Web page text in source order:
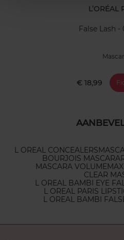
L’ORÉAL
False Lash -
€ 18,99
L OREAL CONCEALERS
BOURJOIS MASCARA
MASCARA VOLUME
CLEAR
L OREAL BAMBI EYE
L OREAL PARIS
L OREAL BAMBI